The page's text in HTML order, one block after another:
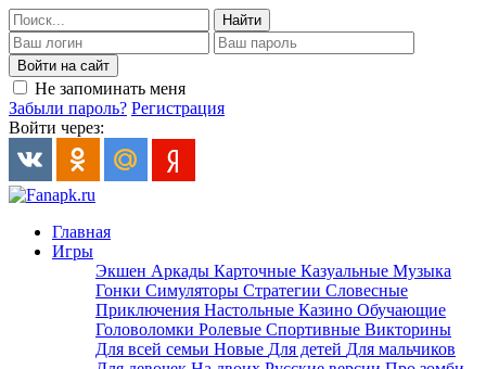
Найти
Войти на сайт
Не запоминать меня
Забыли пароль? Регистрация
Войти через:
Главная
Игры
Экшен Аркады Карточные Казуальные Музыка
Гонки Симуляторы Стратегии Словесные
Приключения Настольные Казино Обучающие
Головоломки Ролевые Спортивные Викторины
Для всей семьи Новые Для детей Для мальчиков